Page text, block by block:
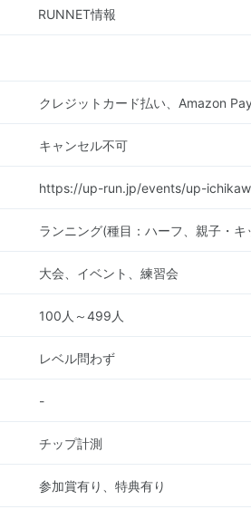
RUNNET情報
クレジットカード払い、Amazon Pay
キャンセル不可
https://up-run.jp/events/up-
ランニング(種目：ハーフ、親子・キ
大会、イベント、練習会
100人～499人
レベル問わず
-
チップ計測
参加賞有り、特典有り